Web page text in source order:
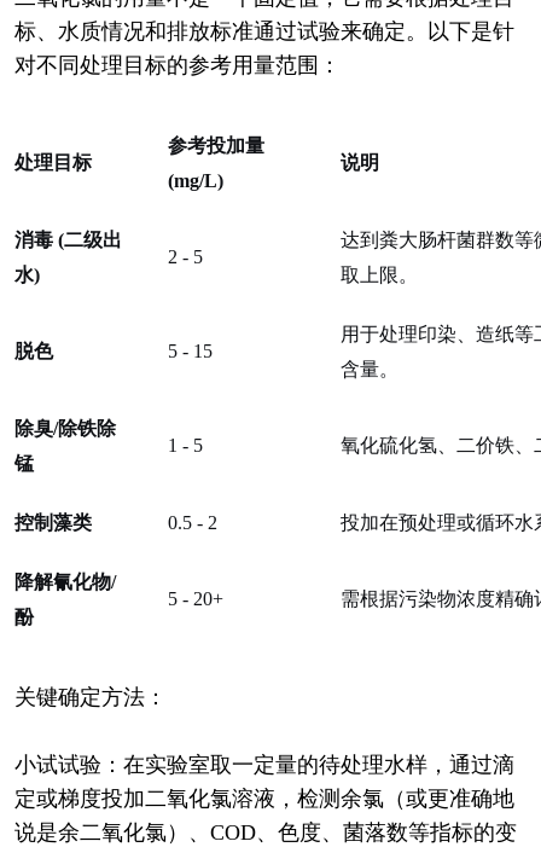
标、水质情况和排放标准通过试验来确定。以下是针
对不同处理目标的参考用量范围：
处理目标
参考投加量
(mg/L)
说明
消毒(二级出
水)
2 - 5
达到粪大肠杆菌群数
取上限。
脱色 5 - 15
用于处理印染、造纸
含量。
除臭/除铁除
锰
1 - 5 氧化硫化氢、二价铁、
控制藻类 0.5 - 2 投加在预处理或循环水
降解氰化物/
酚
5 - 20+ 需根据污染物浓度精
关键确定方法：
小试试验：在实验室取一定量的待处理水样，通过滴
定或梯度投加二氧化氯溶液，检测余氯（或更准确地
说是余二氧化氯）、COD、色度、菌落数等指标的变